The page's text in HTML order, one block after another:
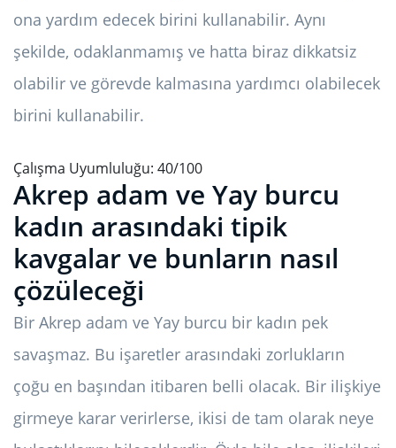
ona yardım edecek birini kullanabilir. Aynı
şekilde, odaklanmamış ve hatta biraz dikkatsiz
olabilir ve görevde kalmasına yardımcı olabilecek
birini kullanabilir.
Çalışma Uyumluluğu: 40/100
Akrep adam ve Yay burcu
kadın arasındaki tipik
kavgalar ve bunların nasıl
çözüleceği
Bir Akrep adam ve Yay burcu bir kadın pek
savaşmaz. Bu işaretler arasındaki zorlukların
çoğu en başından itibaren belli olacak. Bir ilişkiye
girmeye karar verirlerse, ikisi de tam olarak neye